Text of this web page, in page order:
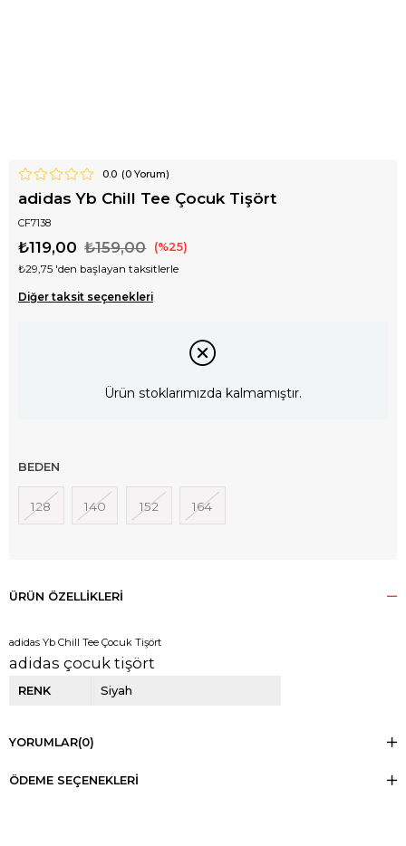
0.0 (0Yorum)
adidas Yb Chill Tee Çocuk Tişört
CF7138
₺159,00
₺119,00 25
₺29,75 'den başlayan taksitlerle
Diğer taksit seçenekleri
Ürün stoklarımızda kalmamıştır.
BEDEN
128 140 152 164
ÜRÜN ÖZELLIKLERI
adidas Yb Chill Tee Çocuk Tişört
adidas çocuk tişört
RENK Siyah
YORUMLAR(0)
ÖDEME SEÇENEKLERI